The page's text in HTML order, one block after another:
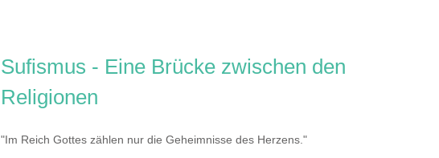
Sufismus - Eine Brücke zwischen den
Religionen
"Im Reich Gottes zählen nur die Geheimnisse des Herzens."